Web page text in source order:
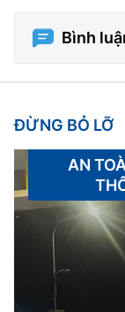
Bình
ĐỪNG BỎ LỠ
AN